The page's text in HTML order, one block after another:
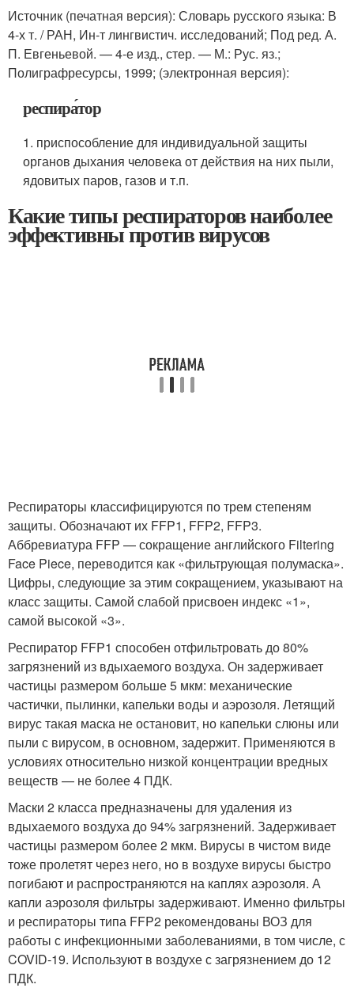
Источник (печатная версия): Словарь русского языка: В
4-х т. / РАН, Ин-т лингвистич. исследований; Под ред. А.
П. Евгеньевой. — 4-е изд., стер. — М.: Рус. яз.;
Полиграфресурсы, 1999; (электронная версия):
респира́тор
1. приспособление для индивидуальной защиты
органов дыхания человека от действия на них пыли,
ядовитых паров, газов и т.п.
Какие типы респираторов наиболее
эффективны против вирусов
Респираторы классифицируются по трем степеням
защиты. Обозначают их FFP1, FFP2, FFP3.
Аббревиатура FFP — сокращение английского Filtering
Face Piece, переводится как «фильтрующая полумаска».
Цифры, следующие за этим сокращением, указывают на
класс защиты. Самой слабой присвоен индекс «1»,
самой высокой «3».
Респиратор FFP1 способен отфильтровать до 80%
загрязнений из вдыхаемого воздуха. Он задерживает
частицы размером больше 5 мкм: механические
частички, пылинки, капельки воды и аэрозоля. Летящий
вирус такая маска не остановит, но капельки слюны или
пыли с вирусом, в основном, задержит. Применяются в
условиях относительно низкой концентрации вредных
веществ — не более 4 ПДК.
Маски 2 класса предназначены для удаления из
вдыхаемого воздуха до 94% загрязнений. Задерживает
частицы размером более 2 мкм. Вирусы в чистом виде
тоже пролетят через него, но в воздухе вирусы быстро
погибают и распространяются на каплях аэрозоля. А
капли аэрозоля фильтры задерживают. Именно фильтры
и респираторы типа FFP2 рекомендованы ВОЗ для
работы с инфекционными заболеваниями, в том числе, с
COVID-19. Используют в воздухе с загрязнением до 12
ПДК.